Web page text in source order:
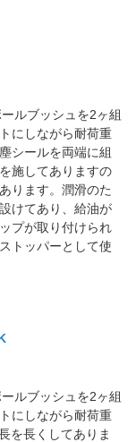
ルブッシュを2ヶ組
にしながら耐荷重
シールを両端に組
施してありますの
ります。潤滑のた
けてあり、給油が
プが取り付けられ
トッパーとして使
ルブッシュを2ヶ組
にしながら耐荷重
を長くしてありま